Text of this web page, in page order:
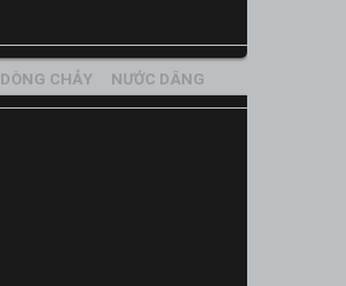
DÒNG CHẢY NƯỚC DÂNG